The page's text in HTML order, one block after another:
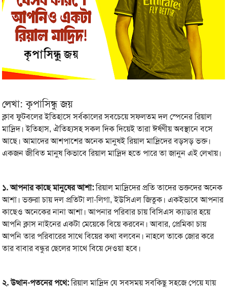
লেখা: কৃপাসিন্ধু জয়
ক্লাব ফুটবলের ইতিহাসে সর্বকালের সবচেয়ে সফলতম দল স্পেনের রিয়াল
মাদ্রিদ। ইতিহাস, ঐতিহ্যসহ সকল দিক দিয়েই তারা ঈর্ষণীয় অবস্থানে বসে
আছে। আমাদের আশপাশের অনেক মানুষই রিয়াল মাদ্রিদের বড়সড় ভক্ত।
একজন জীবিত মানুষ কিভাবে রিয়াল মাদ্রিদ হতে পারে তা জানুন এই লেখায়।
১. আপনার কাছে মানুষের আশা:রিয়াল মাদ্রিদের প্রতি তাদের ভক্তদের অনেক
আশা। ভক্তরা চায় দল প্রতিটা লা-লিগা, ইউসিএল জিতুক। একইভাবে আপনার
কাছেও অনেকের নানা আশা। আপনার পরিবার চায় বিসিএস ক্যাডার হয়ে
আপনি ক্লাস নাইনের একটা মেয়েকে বিয়ে করবেন। আবার, প্রেমিকা চায়
আপনি তার পরিবারের সাথে বিয়ের কথা বলবেন। নাহলে তাকে জোর করে
তার বাবার বন্ধুর ছেলের সাথে বিয়ে দেওয়া হবে।
২. উত্থান-পতনের পথে:রিয়াল মাদ্রিদ যে সবসময় সবকিছু সহজে পেয়ে যায়